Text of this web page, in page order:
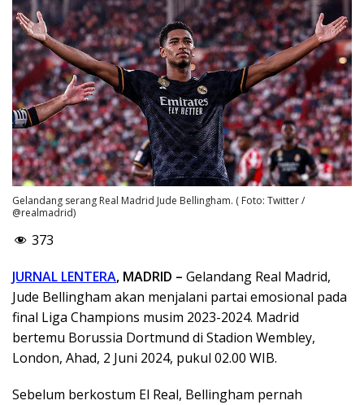
Gelandang serang Real Madrid Jude Bellingham. ( Foto: Twitter /
@realmadrid)
373
JURNAL LENTERA, MADRID – Gelandang Real Madrid,
Jude Bellingham akan menjalani partai emosional pada
final Liga Champions musim 2023-2024. Madrid
bertemu Borussia Dortmund di Stadion Wembley,
London, Ahad, 2 Juni 2024, pukul 02.00 WIB.
Sebelum berkostum El Real, Bellingham pernah